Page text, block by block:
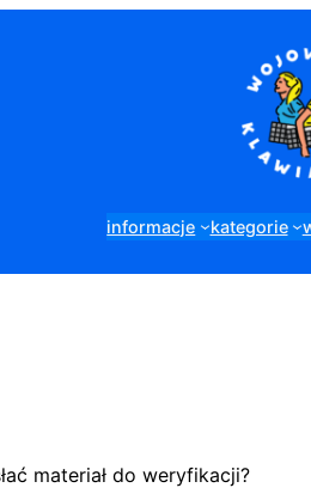
informacje kategorie
materiał do weryfikacji?